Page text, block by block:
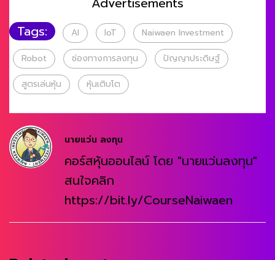
Tags:
AI IoT
Naiwaen Investment
Robot
ช่องทางการลงทุน
ปัญญาประดิษฐ์
สูตรเล่นหุ้น
หุ้นเติบโต
นายแว่น ลงทุน
คอร์สหุ้นออนไลน์ โดย "นายแว่นลงทุน"
สนใจคลิก
https://bit.ly/CourseNaiwaen